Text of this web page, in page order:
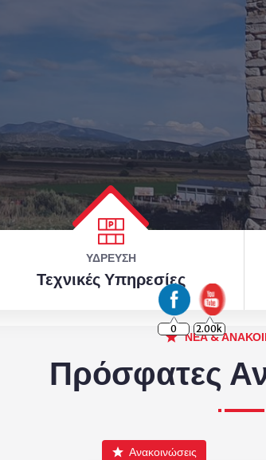
ΎΔΡΕΥΣΗ
Τεχνικές Υπηρεσίες
ΝΈΑ &
Πρόσφατες
Ανακοινώσεις
0 2.00k